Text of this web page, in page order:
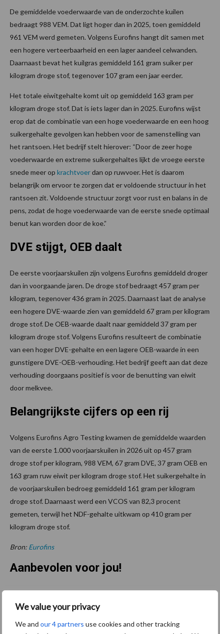
We value your privacy
We and our 4 partners use cookies and other tracking
De gemiddelde voederwaarde van de onderzochte kuilen
bedraagt 988 VEM. Dat ligt hoger dan in 2025, toen gemiddeld
961 VEM werd gemeten. Volgens Eurofins hangt dit samen met
een hogere verteerbaarheid en een lager aandeel celwanden.
Daarnaast bevat het kuilgras gemiddeld 161 gram suiker per
kilogram droge stof, tegenover 107 gram een jaar eerder.
Het totale eiwitgehalte komt uit op gemiddeld 163 gram per
kilogram droge stof. Dat is iets lager dan in 2025. Eurofins wijst
erop dat de combinatie van een hoge voederwaarde en een hoog
suikergehalte gevolgen kan hebben voor de samenstelling van
het rantsoen. Het bedrijf stelt hierover: “Door de zeer hoge
voederwaarde en extreme suikergehaltes lijkt de vroege eerste
snede meer op krachtvoerdan op ruwvoer. Het is daarom
belangrijk om ervoor te zorgen dat er voldoende structuur in het
rantsoen zit. Voldoende structuur zorgt voor rust en balans in de
pens, zodat de hoge voederwaarde van de eerste snede optimaal
benut kan worden door de koe.”
DVE stijgt, OEB daalt
De eerste voorjaarskuilen zijn volgens Eurofins gemiddeld droger
dan in voorgaande jaren. De droge stof bedraagt 457 gram per
kilogram, tegenover 436 gram in 2025. Daarnaast laat de analyse
een hogere DVE-waarde zien van gemiddeld 67 gram per kilogram
droge stof. De OEB-waarde daalt naar gemiddeld 37 gram per
kilogram droge stof. Volgens Eurofins resulteert de combinatie
van een hoger DVE-gehalte en een lagere OEB-waarde in een
gunstigere DVE-OEB-verhouding. Het bedrijf geeft aan dat deze
verhouding doorgaans positief is voor de benutting van eiwit
door melkvee.
Belangrijkste cijfers op een rij
Volgens Eurofins Agro Testing kwamen de gemiddelde waarden
van de eerste 1.000 voorjaarskuilen in 2026 uit op 457 gram
droge stof per kilogram, 988 VEM, 67 gram DVE, 37 gram OEB en
163 gram ruw eiwit per kilogram droge stof. Het suikergehalte in
de voorjaarskuilen bedroeg gemiddeld 161 gram per kilogram
droge stof. Daarnaast werd een VCOS van 82,3 procent
gemeten, terwijl het NDF-gehalte uitkwam op 410 gram per
kilogram droge stof.
Bron: Eurofins
Aanbevolen voor jou!
grillig: droogte en
in de greep